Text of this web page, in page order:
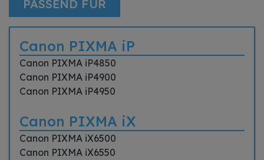
PASSEND FÜR
Canon PIXMA iP
Canon PIXMA iP4850
Canon PIXMA iP4900
Canon PIXMA iP4950
Canon PIXMA iX
Canon PIXMA iX6500
Canon PIXMA iX6550